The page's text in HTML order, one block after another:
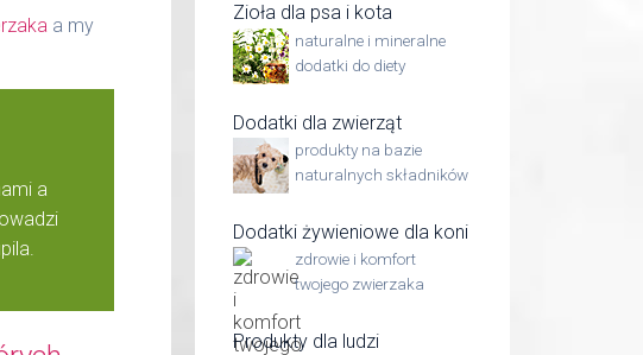
a my
a
Zioła dla psa i kota
naturalne i mineralne
dodatki do diety
Dodatki dla zwierząt
produkty na bazie
naturalnych składników
Dodatki żywieniowe dla koni
zdrowie i komfort
twojego zwierzaka
Produkty dla ludzi